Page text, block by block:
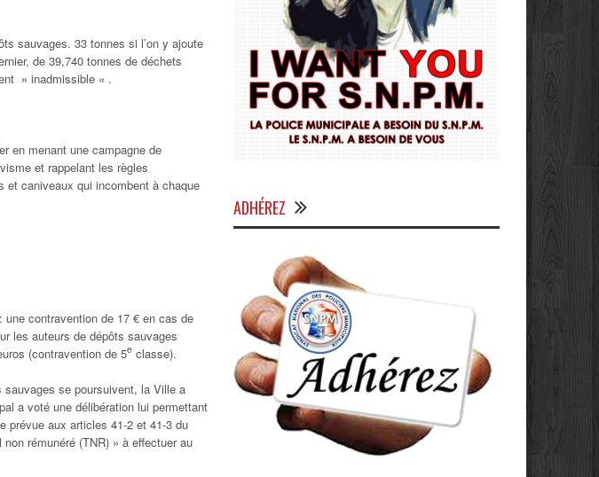
sauvages. 33 tonnes si l’on y ajoute
de 39,740 tonnes de déchets
» inadmissible « .
en menant une campagne de
et rappelant les règles
et caniveaux qui incombent à chaque
contravention de 17 € en cas de
les auteurs de dépôts sauvages
(contravention de 5e classe).
sauvages se poursuivent, la Ville a
a voté une délibération lui permettant
prévue aux articles 41-2 et 41-3 du
non rémunéré (TNR) » à effectuer au
ADHÉREZ